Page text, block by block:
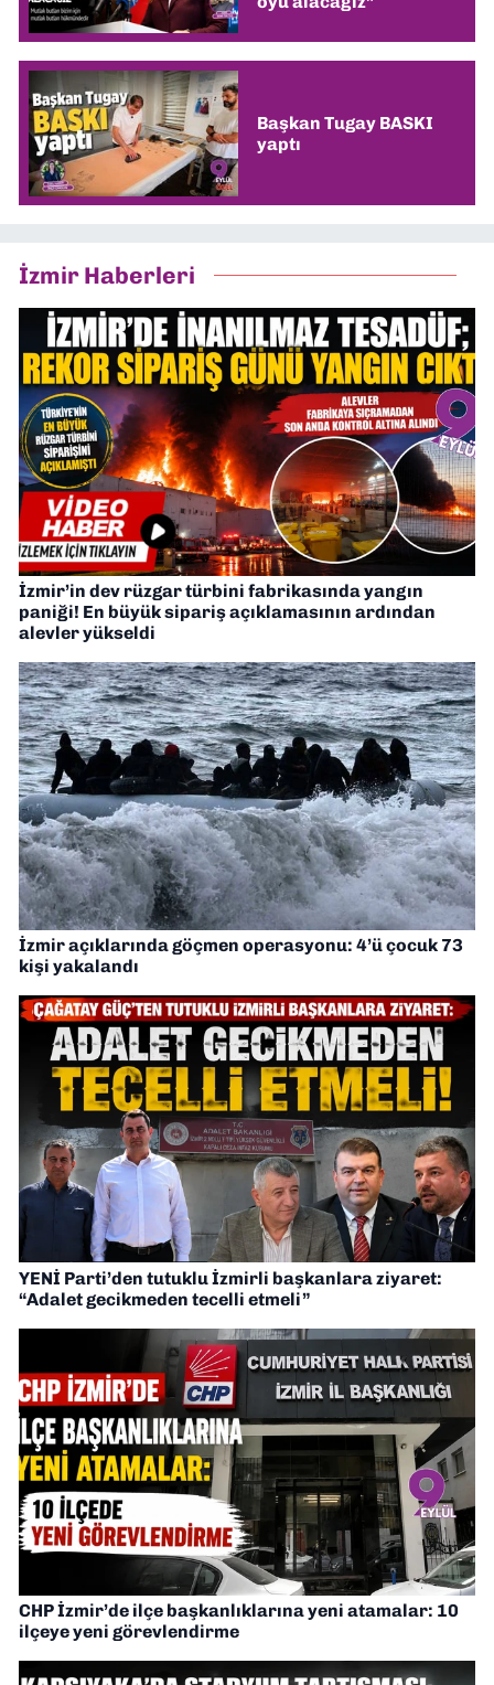
Başkan Tugay BASKI
yaptı
İzmir Haberleri
İzmir’in dev rüzgar türbini fabrikasında yangın
paniği! En büyük sipariş açıklamasının ardından
alevler yükseldi
İzmir açıklarında göçmen operasyonu: 4’ü çocuk 73
kişi yakalandı
YENİ Parti’den tutuklu İzmirli başkanlara ziyaret:
“Adalet gecikmeden tecelli etmeli”
CHP İzmir’de ilçe başkanlıklarına yeni atamalar: 10
ilçeye yeni görevlendirme